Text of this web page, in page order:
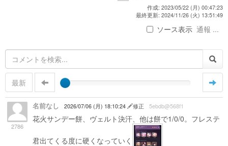
作成: 2023/05/22 (月) 00:47:23
最終更新: 2024/11/26 (火) 13:51:49
ソース表示 通報 ...
最新
2786
名前なし 2026/07/06 (月) 18:10:24 修正 5ebdb@568f1
花火サンデー餅、ヴェルト決汗、他は餅で1/0/0。フレステ
君出てくる度に硬くなっていく